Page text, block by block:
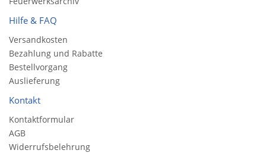
Hilfe & FAQ
Versandkosten
Bezahlung und Rabatte
Bestellvorgang
Auslieferung
Kontakt
Kontaktformular
AGB
Widerrufsbelehrung